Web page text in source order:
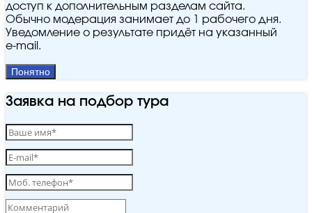
доступ к дополнительным разделам сайта.
Обычно модерация занимает до 1 рабочего дня.
Уведомление о результате придёт на указанный
e‑mail.
Понятно
Заявка на подбор тура